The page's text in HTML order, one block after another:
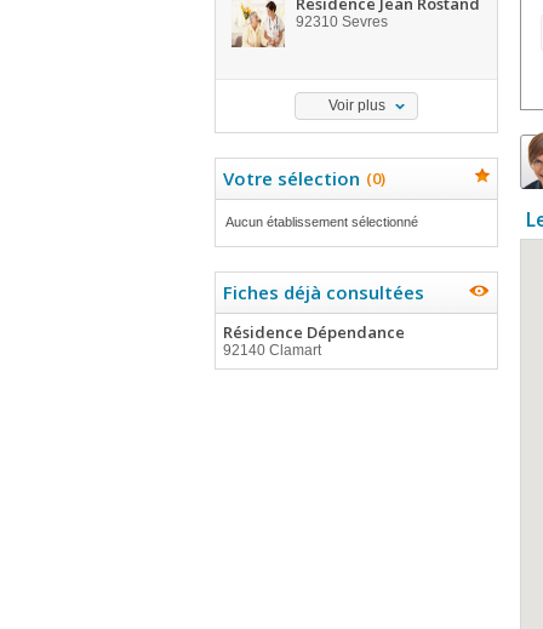
92310 Sevres
Voir plus
Votre sélection (0)
Aucun établissement sélectionné
Fiches déjà consultées
Résidence Dépendance
92140 Clamart